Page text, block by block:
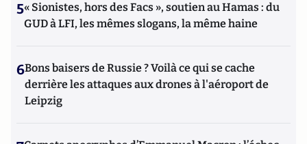
5« Sionistes, hors des Facs », soutien au Hamas : du
GUD à LFI, les mêmes slogans, la même haine
6Bons baisers de Russie ? Voilà ce qui se cache
derrière les attaques aux drones à l'aéroport de
Leipzig